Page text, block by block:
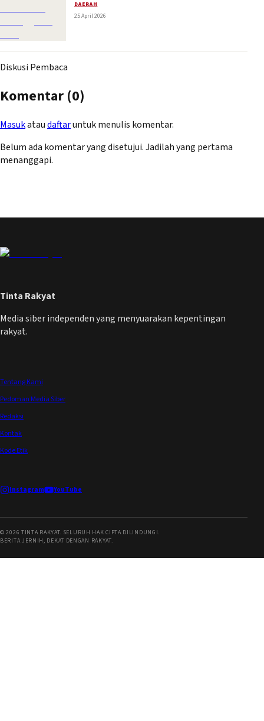
DAERAH
25 April 2026
Diskusi Pembaca
Komentar (0)
Masukataudaftaruntuk menulis komentar.
Belum ada komentar yang disetujui. Jadilah yang pertama
menanggapi.
Tinta Rakyat
Media siber independen yang menyuarakan kepentingan
rakyat.
Tentang Kami
Pedoman Media Siber
Redaksi
Kontak
Kode Etik
Instagram YouTube
©2026 TINTA RAKYAT. SELURUH HAK CIPTA DILINDUNGI.
BERITA JERNIH, DEKAT DENGAN RAKYAT.